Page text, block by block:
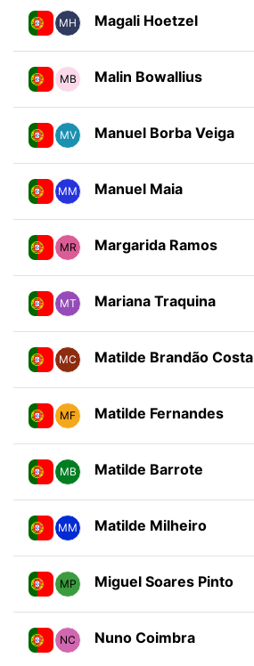
MH Magali Hoetzel
MB Malin Bowallius
MV Manuel Borba Veiga
MM Manuel Maia
MR Margarida Ramos
MT Mariana Traquina
MC Matilde Brandão Costa
MF Matilde Fernandes
MB Matilde Barrote
MM Matilde Milheiro
MP Miguel Soares Pinto
NC Nuno Coimbra